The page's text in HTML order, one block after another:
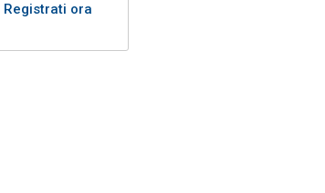
Registrati ora